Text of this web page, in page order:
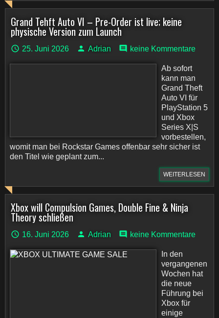
Grand Tehft Auto VI – Pre-Order ist live; keine
physische Version zum Launch
25. Juni 2026 Adrian keine Kommentare
Ab sofort
kann man
Grand Theft
Auto VI für
PlayStation 5
und Xbox
Series X|S
vorbestellen,
womit man bei Rockstar Games offenbar sehr sicher ist
den Titel wie geplant zum...
WEITERLESEN
Xbox will Compulsion Games, Double Fine & Ninja
Theory schließen
16. Juni 2026 Adrian keine Kommentare
In den
vergangenen
Wochen hat
die neue
Führung bei
Xbox für
einige